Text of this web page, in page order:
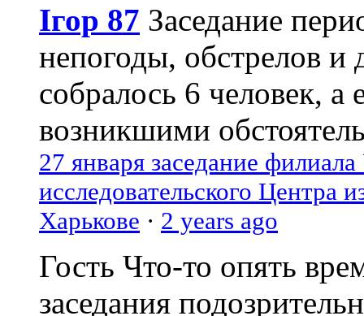
Ігор 87 Заседание
непогоды, обстрелов и
собралось 6 человек, а
возникшими
27 января заседание
исследовательского Центра
Харькове · 2 years ago
Гость Что-то опять
заседания